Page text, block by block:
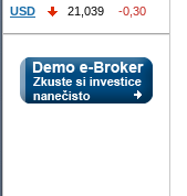
USD
21,039 -0,30